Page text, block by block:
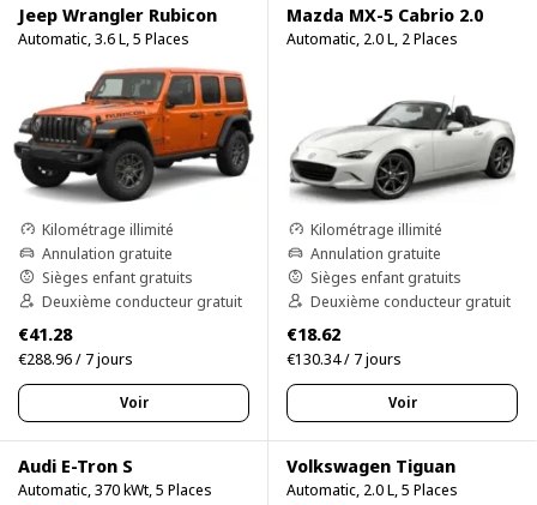
Jeep Wrangler Rubicon
Automatic, 3.6 L, 5 Places
Kilométrage illimité
Annulation gratuite
Sièges enfant gratuits
Deuxième conducteur gratuit
€41.28
€288.96 / 7 jours
Voir
Mazda MX-5 Cabrio 2.0
Automatic, 2.0 L, 2 Places
Kilométrage illimité
Annulation gratuite
Sièges enfant gratuits
Deuxième conducteur gratuit
€18.62
€130.34 / 7 jours
Voir
Audi E-Tron S
Automatic, 370 kWt, 5 Places
Volkswagen Tiguan
Automatic, 2.0 L, 5 Places